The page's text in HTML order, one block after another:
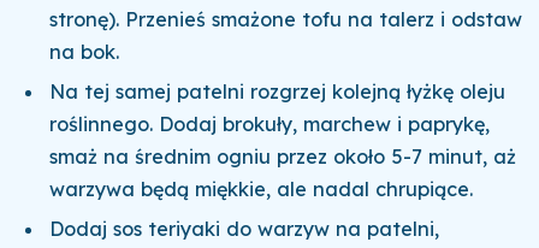
stronę). Przenieś smażone tofu na talerz i odstaw
na bok.
Na tej samej patelni rozgrzej kolejną łyżkę oleju
roślinnego. Dodaj brokuły, marchew i paprykę,
smaż na średnim ogniu przez około 5-7 minut, aż
warzywa będą miękkie, ale nadal chrupiące.
Dodaj sos teriyaki do warzyw na patelni,